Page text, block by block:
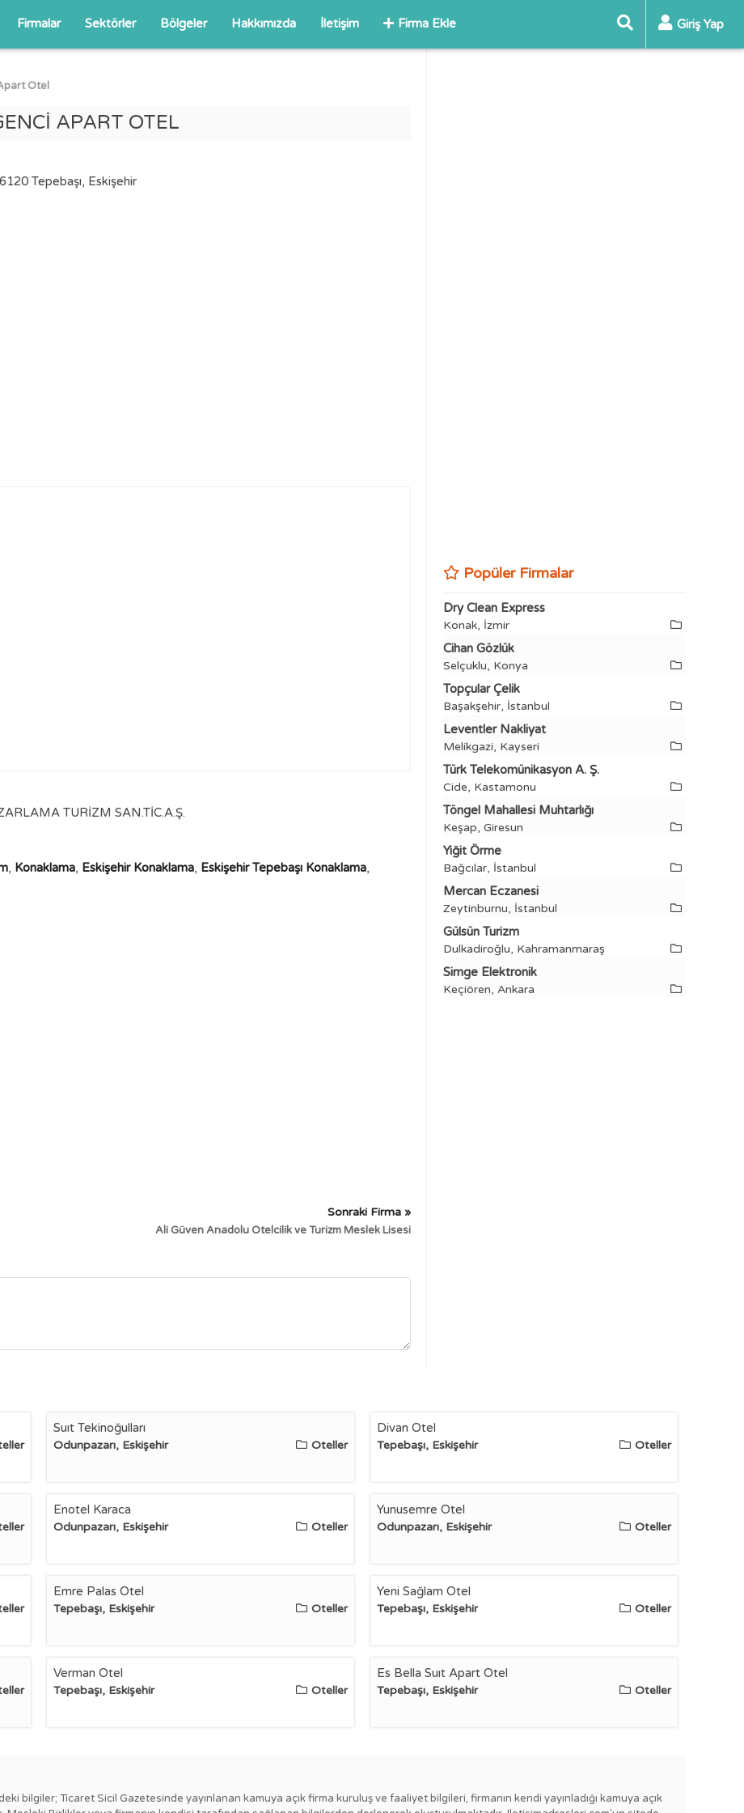
Firmalar Sektörler Bölgeler Hakkımızda İletişim Firma Ekle Giriş Yap
Otel
APART OTEL
Tepebaşı, Eskişehir
TURİZM SAN.TİC.A.Ş.
, Konaklama, Eskişehir Konaklama, Eskişehir Tepebaşı Konaklama,
Sonraki Firma »
Ali Güven Anadolu Otelcilik ve Turizm Meslek Lisesi
Popüler Firmalar
Dry Clean Express
Konak, İzmir
Cihan Gözlük
Selçuklu, Konya
Topçular Çelik
Başakşehir, İstanbul
Leventler Nakliyat
Melikgazi, Kayseri
Türk Telekomünikasyon A. Ş.
Cide, Kastamonu
Töngel Mahallesi Muhtarlığı
Keşap, Giresun
Yiğit Örme
Bağcılar, İstanbul
Mercan Eczanesi
Zeytinburnu, İstanbul
Gülsün Turizm
Dulkadiroğlu, Kahramanmaraş
Simge Elektronik
Keçiören, Ankara
Suıt Tekinoğulları
Odunpazarı, Eskişehir Oteller
Divan Otel
Tepebaşı, Eskişehir Oteller
Enotel Karaca
Odunpazarı, Eskişehir Oteller
Yunusemre Otel
Odunpazarı, Eskişehir Oteller
Emre Palas Otel
Tepebaşı, Eskişehir Oteller
Yeni Sağlam Otel
Tepebaşı, Eskişehir Oteller
Verman Otel
Tepebaşı, Eskişehir Oteller
Es Bella Suıt Apart Otel
Tepebaşı, Eskişehir Oteller
bilgiler; Ticaret Sicil Gazetesinde yayınlanan kamuya açık firma kuruluş ve faaliyet bilgileri, firmanın kendi yayınladığı kamuya açık